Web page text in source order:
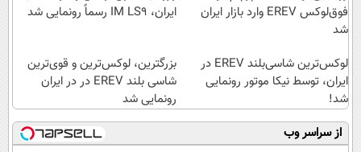
فوق‌لوکس EREV وارد بازار ایران
شد
ایران، IM LS9 رسماً رونمایی شد
لوکس‌ترین شاسی‌بلند EREV در
ایران، توسط نیکا موتور رونمایی
شد!
بزرگترین، لوکس‌ترین و قوی‌ترین
شاسی بلند EREV در در ایران
رونمایی شد
از سراسر وب